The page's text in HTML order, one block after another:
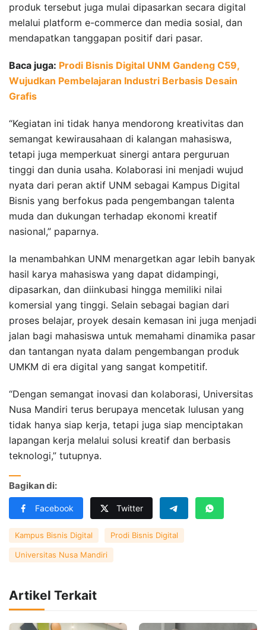
produk tersebut juga mulai dipasarkan secara digital
melalui platform e-commerce dan media sosial, dan
mendapatkan tanggapan positif dari pasar.
Baca juga: Prodi Bisnis Digital UNM Gandeng C59,
Wujudkan Pembelajaran Industri Berbasis Desain
Grafis
“Kegiatan ini tidak hanya mendorong kreativitas dan
semangat kewirausahaan di kalangan mahasiswa,
tetapi juga memperkuat sinergi antara perguruan
tinggi dan dunia usaha. Kolaborasi ini menjadi wujud
nyata dari peran aktif UNM sebagai Kampus Digital
Bisnis yang berfokus pada pengembangan talenta
muda dan dukungan terhadap ekonomi kreatif
nasional,” paparnya.
Ia menambahkan UNM menargetkan agar lebih banyak
hasil karya mahasiswa yang dapat didampingi,
dipasarkan, dan diinkubasi hingga memiliki nilai
komersial yang tinggi. Selain sebagai bagian dari
proses belajar, proyek desain kemasan ini juga menjadi
jalan bagi mahasiswa untuk memahami dinamika pasar
dan tantangan nyata dalam pengembangan produk
UMKM di era digital yang sangat kompetitif.
“Dengan semangat inovasi dan kolaborasi, Universitas
Nusa Mandiri terus berupaya mencetak lulusan yang
tidak hanya siap kerja, tetapi juga siap menciptakan
lapangan kerja melalui solusi kreatif dan berbasis
teknologi,” tutupnya.
Bagikan di:
Facebook Twitter
Kampus Bisnis Digital Prodi Bisnis Digital
Universitas Nusa Mandiri
Artikel Terkait